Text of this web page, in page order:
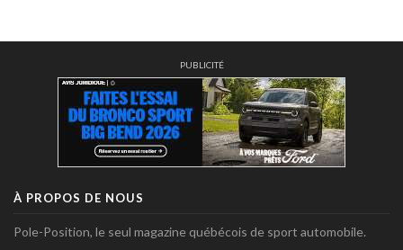
PUBLICITÉ
À PROPOS DE NOUS
Pole-Position, le seul magazine québécois de sport automobile.